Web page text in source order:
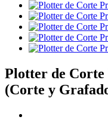
Plotter de
(Corte y